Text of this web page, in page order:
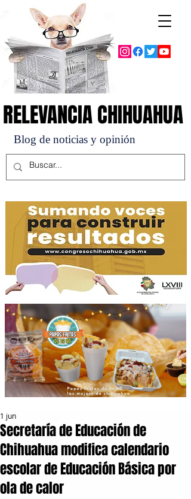
Blog de noticias y opinión
RELEVANCIA CHIHUAHUA
RELEVANCIA CHIHUAHUA
Secretaría de Educación de
Chihuahua modifica calendario
escolar de Educación Básica por
ola de calor
1 jun